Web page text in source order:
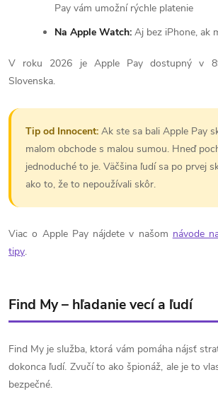
Pay vám umožní rýchle platenie
Na Apple Watch: Aj bez iPhone, ak
V roku 2026 je Apple Pay dostupný v
Slovenska.
Tip od Innocent: Ak ste sa bali Apple Pay
malom obchode s malou sumou. Hneď
jednoduché to je. Väčšina ľudí sa po prvej
ako to, že to nepoužívali skôr.
Viac o Apple Pay nájdete v našom návode
tipy.
Find My – hľadanie vecí a ľudí
Find My je služba, ktorá vám pomáha nájsť
dokonca ľudí. Zvučí to ako špionáž, ale je to
bezpečné.